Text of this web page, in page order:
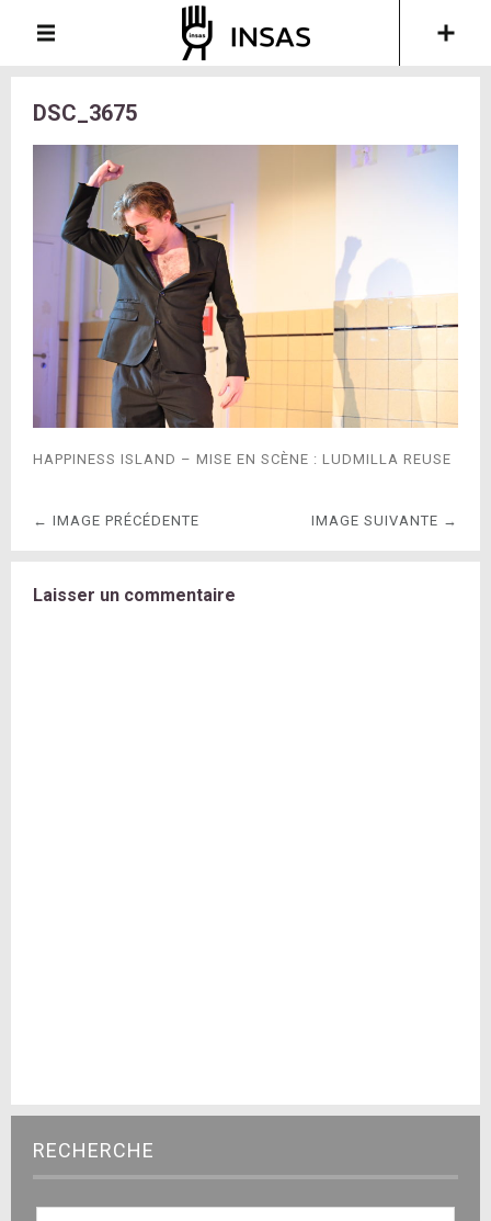
DSC_3675
HAPPINESS ISLAND – MISE EN SCÈNE : LUDMILLA REUSE
← IMAGE PRÉCÉDENTE IMAGE SUIVANTE →
Laisser un commentaire
RECHERCHE